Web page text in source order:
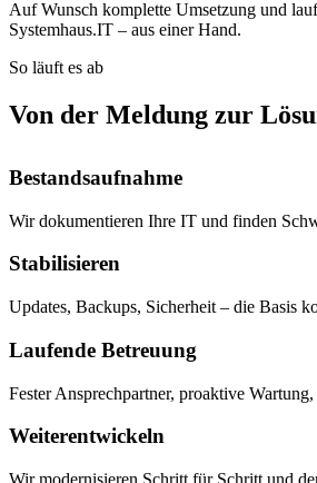
Auf Wunsch komplette Umsetzung und
Systemhaus.IT – aus einer Hand.
So läuft es ab
Von der Meldung zur
Bestandsaufnahme
Wir dokumentieren Ihre IT und finden
Stabilisieren
Updates, Backups, Sicherheit – die Basis
Laufende Betreuung
Fester Ansprechpartner, proaktive
Weiterentwickeln
Wir modernisieren Schritt für Schritt und